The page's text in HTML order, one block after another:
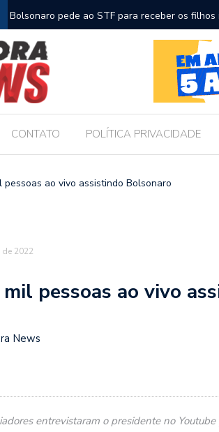
Bolsonaro pede ao STF para receber os filhos
CONTATO POLÍTICA PRIVACIDADE
pessoas ao vivo assistindo Bolsonaro
2022
pessoas ao vivo
News
entrevistaram o presidente no Youtube